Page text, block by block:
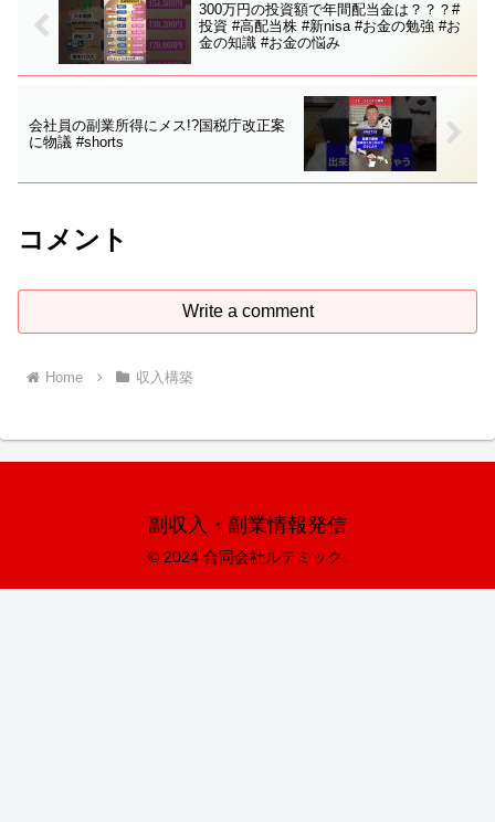
300万円の投資額で年間配当金は？？？#
投資 #高配当株 #新nisa #お金の勉強 #お
金の知識 #お金の悩み
会社員の副業所得にメス!?国税庁改正案
に物議 #shorts
コメント
Write a comment
Home 収入構築
副収入・副業情報発信
© 2024 合同会社ルテミック.